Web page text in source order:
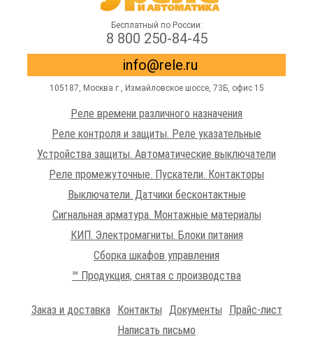
Бесплатный по России:
8 800 250-84-45
info@rele.ru
105187, Москва г. Измайловское шоссе, 73Б, офис 15
Реле времени различного назначения
Реле контроля и защиты. Реле указательные
Устройства защиты. Автоматические выключатели
Реле промежуточные. Пускатели. Контакторы
Выключатели. Датчики бесконтактные
Сигнальная арматура. Монтажные материалы
КИП. Электромагниты. Блоки питания
Сборка шкафов управления
℠ Продукция, снятая с производства
Заказ и доставка Контакты Документы
Прайс-лист
Написать письмо